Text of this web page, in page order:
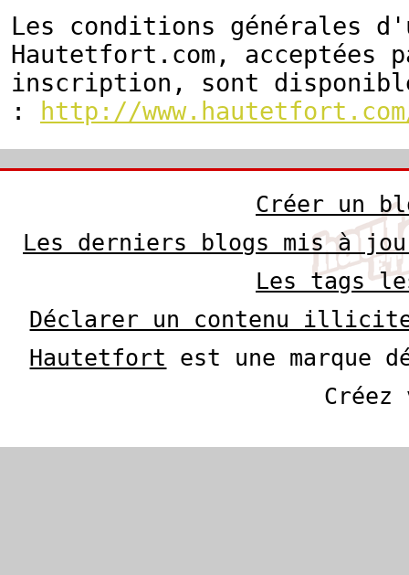
Les conditions générales
Hautetfort.com,
inscription, sont
:
http://
Créer un
Les derniers blogs mis à
Les tags
Déclarer un contenu
Hautetfort est une